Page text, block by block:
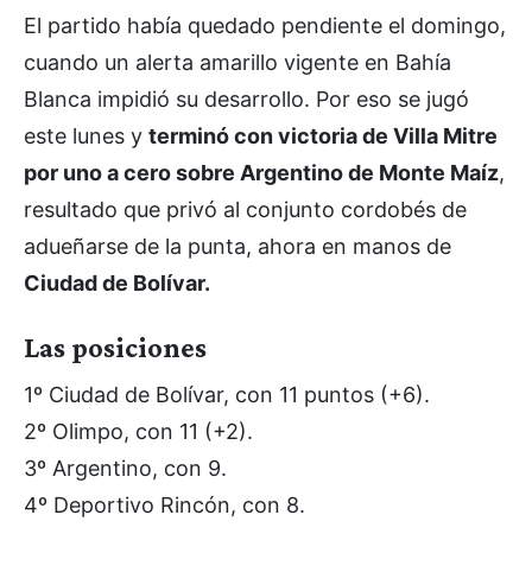
El partido había quedado pendiente el domingo,
cuando un alerta amarillo vigente en Bahía
Blanca impidió su desarrollo. Por eso se jugó
este lunes y terminó con victoria de Villa Mitre
por uno a cero sobre Argentino de Monte Maíz,
resultado que privó al conjunto cordobés de
adueñarse de la punta, ahora en manos de
Ciudad de Bolívar.
Las posiciones
1º Ciudad de Bolívar, con 11 puntos (+6).
2º Olimpo, con 11 (+2).
3º Argentino, con 9.
4º Deportivo Rincón, con 8.